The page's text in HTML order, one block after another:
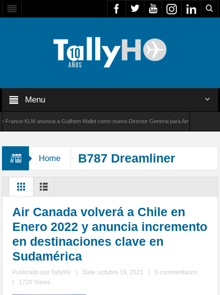
Menu
KLM anuncia a Guilhem Mallet como nuevo Director General para América Latina
Home B787 Dreamliner
Air Canada volverá a Chile en
Enero 2022 y anuncia incremento
en destinaciones clave en
Sudamérica
Publicado porTallyHo Date: octubre 19, 2021
0 commentarios
1720 Views